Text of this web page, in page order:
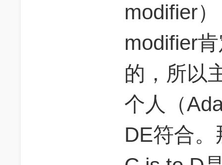
modifier
modifier
的，所以
个人（
DE符合